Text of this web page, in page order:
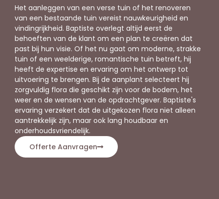
Het aanleggen van een verse tuin of het renoveren
van een bestaande tuin vereist nauwkeurigheid en
vindingrijkheid. Baptiste overlegt altijd eerst de
behoeften van de klant om een plan te creëren dat
past bij hun visie. Of het nu gaat om moderne, strakke
tuin of een weelderige, romantische tuin betreft, hij
heeft de expertise en ervaring om het ontwerp tot
uitvoering te brengen. Bij de aanplant selecteert hij
zorgvuldig flora die geschikt zijn voor de bodem, het
weer en de wensen van de opdrachtgever. Baptiste's
ervaring verzekert dat de uitgekozen flora niet alleen
aantrekkelijk zijn, maar ook lang houdbaar en
onderhoudsvriendelijk.
Offerte Aanvragen